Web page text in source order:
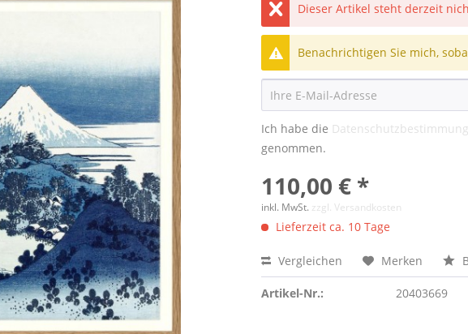
Dieser Artikel steht derzeit
Benachrichtigen Sie mich,
Ich habe die
genommen.
110,00 € *
inkl. MwSt. zzgl. Versandkosten
Lieferzeit ca. 10 Tage
Vergleichen Merken
Artikel-Nr.: 20403669